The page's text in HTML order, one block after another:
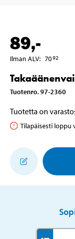
89,-
Ilman ALV: 7092
Tuotenro.97-2360
Tuotetta on
Tilapäisesti loppu